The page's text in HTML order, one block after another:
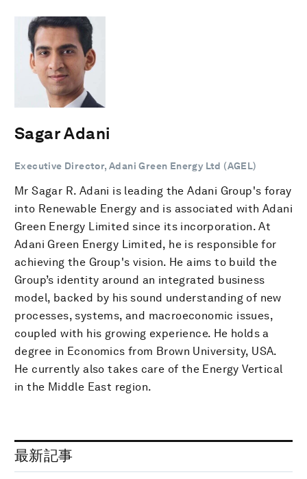
Sagar Adani
Executive Director, Adani Green Energy Ltd (AGEL)
Mr Sagar R. Adani is leading the Adani Group's foray
into Renewable Energy and is associated with Adani
Green Energy Limited since its incorporation. At
Adani Green Energy Limited, he is responsible for
achieving the Group's vision. He aims to build the
Group’s identity around an integrated business
model, backed by his sound understanding of new
processes, systems, and macroeconomic issues,
coupled with his growing experience. He holds a
degree in Economics from Brown University, USA.
He currently also takes care of the Energy Vertical
in the Middle East region.
最新記事